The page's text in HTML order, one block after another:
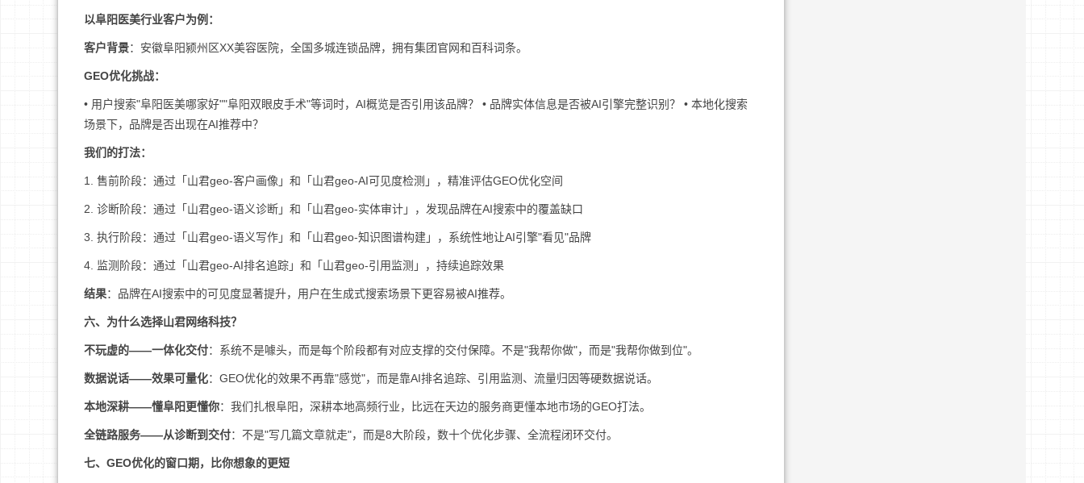
以阜阳医美行业客户为例：
客户背景：安徽阜阳颍州区XX美容医院，全国多城连锁品牌，拥有集团官网和百科词条。
GEO优化挑战：
• 用户搜索"阜阳医美哪家好""阜阳双眼皮手术"等词时，AI概览是否引用该品牌？ • 品牌实体信息是否被AI引擎完整识别？ • 本地化搜索
场景下，品牌是否出现在AI推荐中？
我们的打法：
1. 售前阶段：通过「山君geo-客户画像」和「山君geo-AI可见度检测」，精准评估GEO优化空间
2. 诊断阶段：通过「山君geo-语义诊断」和「山君geo-实体审计」，发现品牌在AI搜索中的覆盖缺口
3. 执行阶段：通过「山君geo-语义写作」和「山君geo-知识图谱构建」，系统性地让AI引擎"看见"品牌
4. 监测阶段：通过「山君geo-AI排名追踪」和「山君geo-引用监测」，持续追踪效果
结果：品牌在AI搜索中的可见度显著提升，用户在生成式搜索场景下更容易被AI推荐。
六、为什么选择山君网络科技？
不玩虚的——一体化交付：系统不是噱头，而是每个阶段都有对应支撑的交付保障。不是"我帮你做"，而是"我帮你做到位"。
数据说话——效果可量化：GEO优化的效果不再靠"感觉"，而是靠AI排名追踪、引用监测、流量归因等硬数据说话。
本地深耕——懂阜阳更懂你：我们扎根阜阳，深耕本地高频行业，比远在天边的服务商更懂本地市场的GEO打法。
全链路服务——从诊断到交付：不是"写几篇文章就走"，而是8大阶段，数十个优化步骤、全流程闭环交付。
七、GEO优化的窗口期，比你想象的更短